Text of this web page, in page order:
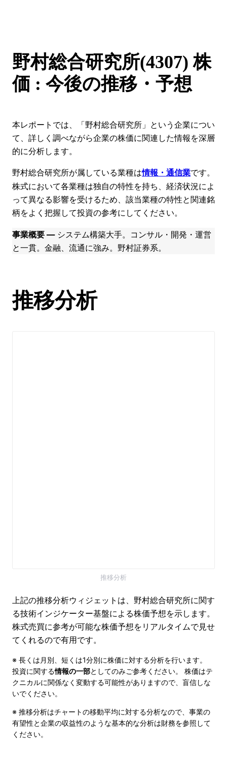
野村総合研究所(4307) 株
価 : 今後の推移・予想
本レポートでは、「野村総合研究所」という企業につい
て、詳しく調べながら企業の株価に関連した情報を深層
的に分析します。
野村総合研究所が属している業種は情報・通信業です。
株式において各業種は独自の特性を持ち、経済状況によ
って異なる影響を受けるため、該当業種の特性と関連銘
柄をよく把握して投資の参考にしてください。
事業概要 ―システム構築大手。コンサル・開発・運営
と一貫。金融、流通に強み。野村証券系。
推移分析
推移分析
上記の推移分析ウィジェットは、野村総合研究所に関す
る技術インジケーター基盤による株価予想を示します。
株式売買に参考が可能な株価予想をリアルタイムで見せ
てくれるので有用です。
※ 長くは月別、短くは1分別に株価に対する分析を行います。
投資に関する情報の一部としてのみご参考ください。 株価はテ
クニカルに関係なく変動する可能性がありますので、盲信しな
いでください。
※ 推移分析はチャートの移動平均に対する分析なので、事業の
有望性と企業の収益性のような基本的な分析は財務を参照して
ください。